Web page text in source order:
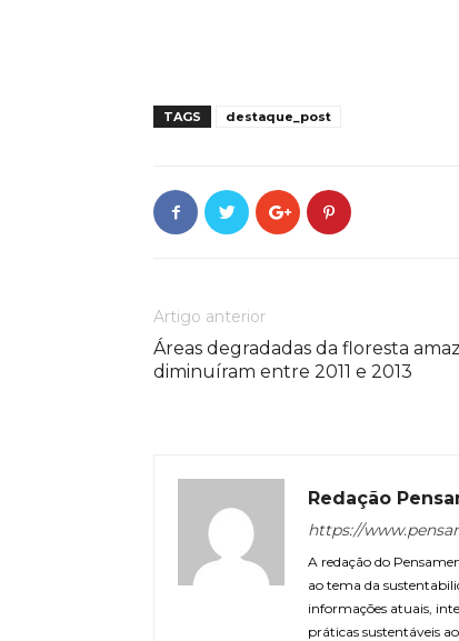
TAGS destaque_post
Artigo anterior
Áreas degradadas da floresta
diminuíram entre 2011 e 2013
Redação
https://
A redação do
ao tema da
informações atuais,
práticas sustentáveis